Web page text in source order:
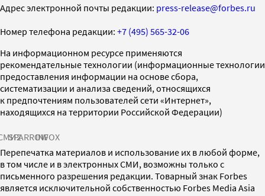
Адрес электронной почты редакции: press-release@forbes.ru
Номер телефона редакции: +7 (495) 565-32-06
На информационном ресурсе применяются
рекомендательные технологии (информационные технологии
предоставления информации на основе сбора,
систематизации и анализа сведений, относящихся
к предпочтениям пользователей сети «Интернет»,
находящихся на территории Российской Федерации)
SPARROWINFOX
Перепечатка материалов и использование их в любой форме,
в том числе и в электронных СМИ, возможны только с
письменного разрешения редакции. Товарный знак Forbes
является исключительной собственностью Forbes Media Asia